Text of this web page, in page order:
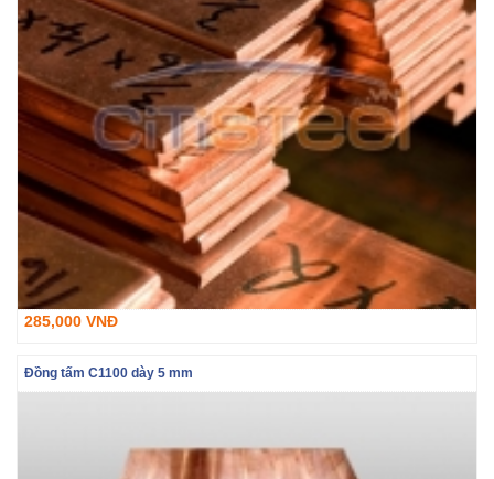
285,000 VNĐ
Đồng tấm C1100 dày 5 mm